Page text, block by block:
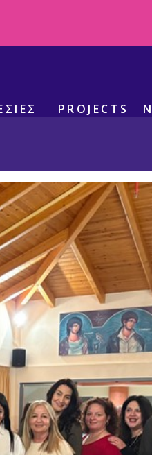
PROJECTS